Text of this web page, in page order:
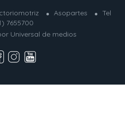
Asopartes
Tel
7655700
Universal de medios